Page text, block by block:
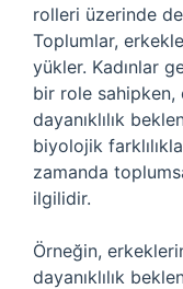
rolleri üzerinde
Toplumlar,
yükler. Kadınlar
bir role
dayanıklılık
biyolojik
zamanda
ilgilidir.
Örneğin,
dayanıklılık